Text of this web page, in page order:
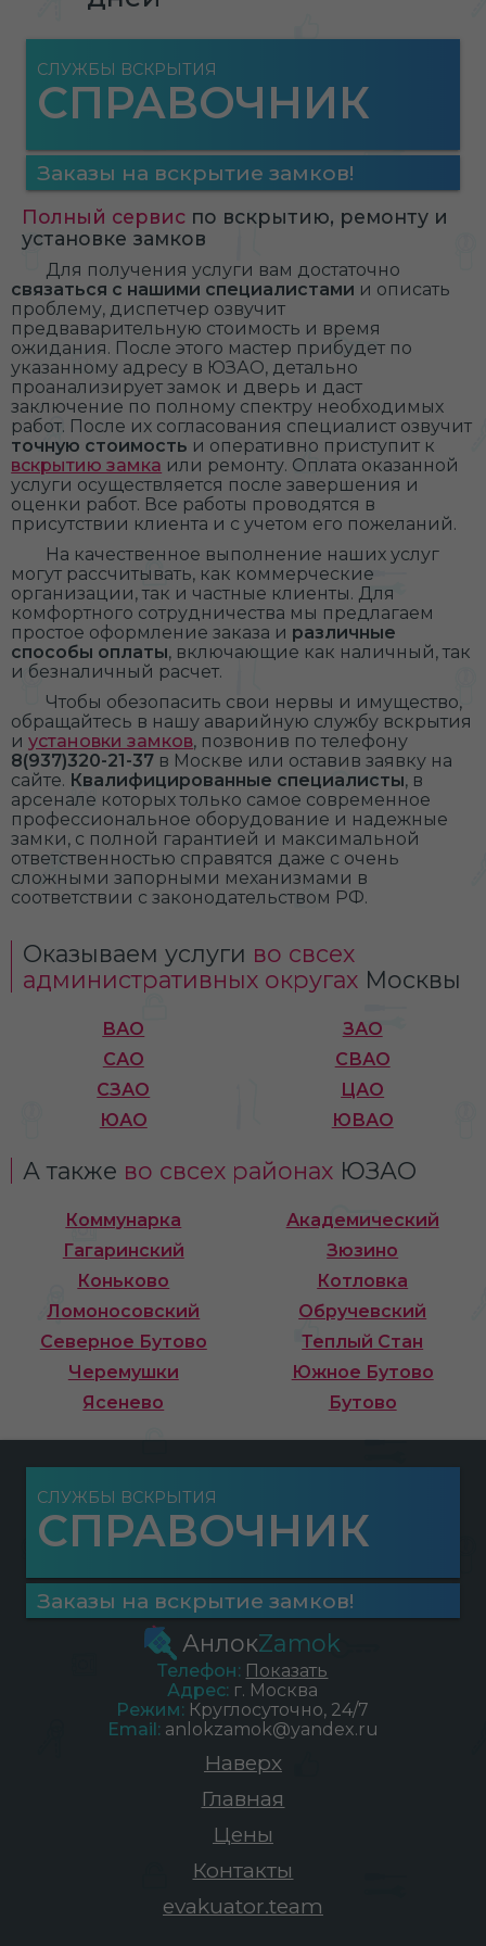
СЛУЖБЫ ВСКРЫТИЯ
СПРАВОЧНИК
Заказы на вскрытие замков!
Полный сервис по вскрытию, ремонту и
установке замков
Для получения услуги вам достаточно
связаться с нашими специалистами и описать
проблему, диспетчер озвучит
предваварительную стоимость и время
ожидания. После этого мастер прибудет по
указанному адресу в ЮЗАО, детально
проанализирует замок и дверь и даст
заключение по полному спектру необходимых
работ. После их согласования специалист озвучит
точную стоимость и оперативно приступит к
вскрытию замка или ремонту. Оплата оказанной
услуги осуществляется после завершения и
оценки работ. Все работы проводятся в
присутствии клиента и с учетом его пожеланий.
На качественное выполнение наших услуг
могут рассчитывать, как коммерческие
организации, так и частные клиенты. Для
комфортного сотрудничества мы предлагаем
простое оформление заказа и различные
способы оплаты, включающие как наличный, так
и безналичный расчет.
Чтобы обезопасить свои нервы и имущество,
обращайтесь в нашу аварийную службу вскрытия
иустановки замков, позвонив по телефону
8(937)320-21-37 в Москве или оставив заявку на
сайте. Квалифицированные специалисты, в
арсенале которых только самое современное
профессиональное оборудование и надежные
замки, с полной гарантией и максимальной
ответственностью справятся даже с очень
сложными запорными механизмами в
соответствии с законодательством РФ.
Оказываем услуги во свсех
административных округах Москвы
ВАО
ЗАО
САО
СВАО
СЗАО
ЦАО
ЮАО
ЮВАО
А также во свсех районах ЮЗАО
Коммунарка
Академический
Гагаринский
Зюзино
Коньково
Котловка
Ломоносовский
Обручевский
Северное Бутово
Теплый Стан
Черемушки
Южное Бутово
Ясенево
Бутово
СЛУЖБЫ ВСКРЫТИЯ
СПРАВОЧНИК
Заказы на вскрытие замков!
АнлокZamok
Телефон: Показать
Адрес: г. Москва
Режим: Круглосуточно, 24/7
Email: anlokzamok@yandex.ru
Наверх
Главная
Цены
Контакты
evakuator.team